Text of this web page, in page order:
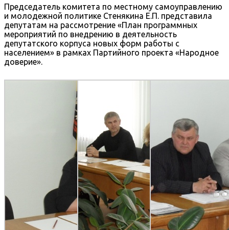
Председатель комитета по местному самоуправлению
и молодежной политике Стенякина Е.П. представила
депутатам на рассмотрение «План программных
мероприятий по внедрению в деятельность
депутатского корпуса новых форм работы с
населением» в рамках Партийного проекта «Народное
доверие».